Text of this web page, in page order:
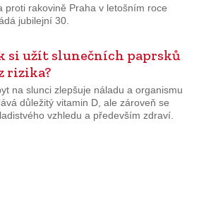
proti rakovině Praha v letošním roce
jubilejní 30.
si užít slunečních paprsků
rizika?
na slunci zlepšuje náladu a organismu
důležitý vitamin D, ale zároveň se
vzhledu a především zdraví.